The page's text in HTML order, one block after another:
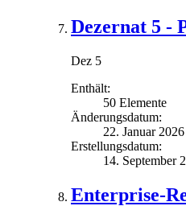
Dezernat 5 -
Dez 5
Enthält:
50 Elemente
Änderungsdatum:
22. Januar 2026
Erstellungsdatum:
14. September
Enterprise-